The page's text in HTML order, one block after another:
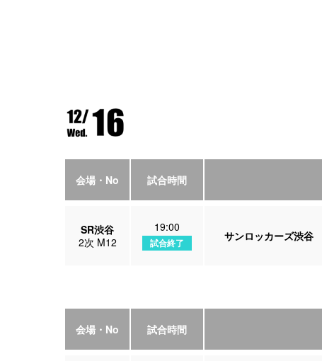
会場・No 試合時間
SR渋谷
2次 M12
19:00
試合終了 サンロッカーズ渋谷
会場・No 試合時間